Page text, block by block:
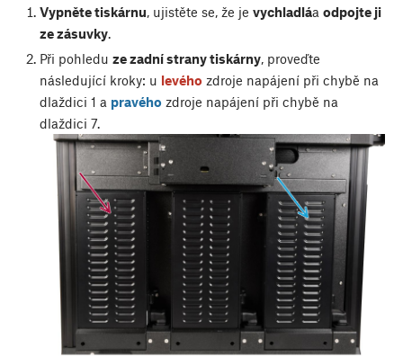
Vypněte tiskárnu, ujistěte se, že je vychladláa odpojte ji
ze zásuvky.
Při pohledu ze zadní strany tiskárny, proveďte
následující kroky: u levého zdroje napájení při chybě na
dlaždici 1 a pravého zdroje napájení při chybě na
dlaždici 7.